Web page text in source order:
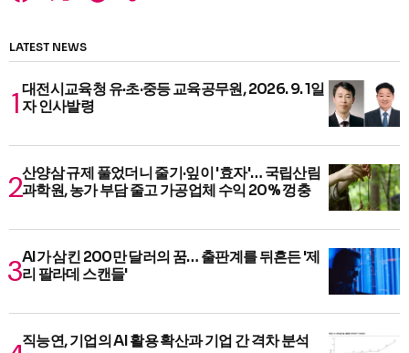
LATEST NEWS
대전시교육청 유·초·중등 교육공무원, 2026. 9. 1일
자 인사발령
산양삼 규제 풀었더니 줄기·잎이 '효자'… 국립산림
과학원, 농가 부담 줄고 가공업체 수익 20% 껑충
AI가 삼킨 200만 달러의 꿈… 출판계를 뒤흔든 '제
리 팔라데 스캔들'
직능연, 기업의 AI 활용 확산과 기업 간 격차 분석